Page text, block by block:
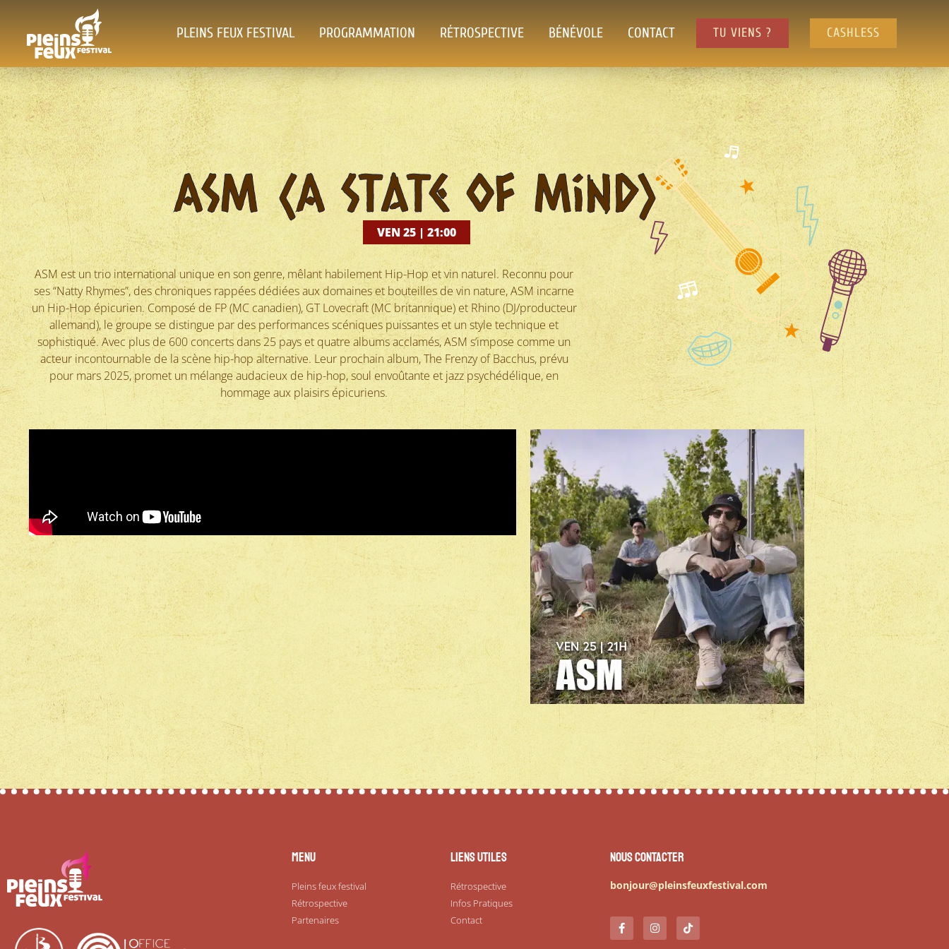
PLEINS FEUX FESTIVAL PROGRAMMATION RÉTROSPECTIVE BÉNÉVOLE CONTACT TU VIENS ? CASHLESS
ASM (A State of Mind)
VEN 25 | 21:00
ASM est un trio international unique en son genre, mêlant habilement Hip-Hop et vin naturel. Reconnu pour
ses “Natty Rhymes”, des chroniques rappées dédiées aux domaines et bouteilles de vin nature, ASM incarne
un Hip-Hop épicurien. Composé de FP (MC canadien), GT Lovecraft (MC britannique) et Rhino (DJ/producteur
allemand), le groupe se distingue par des performances scéniques puissantes et un style technique et
sophistiqué. Avec plus de 600 concerts dans 25 pays et quatre albums acclamés, ASM s’impose comme un
acteur incontournable de la scène hip-hop alternative. Leur prochain album, The Frenzy of Bacchus, prévu
pour mars 2025, promet un mélange audacieux de hip-hop, soul envoûtante et jazz psychédélique, en
hommage aux plaisirs épicuriens.
Menu
Pleins feux festival
Rétrospective
Partenaires
Liens utiles
Rétrospective
Infos Pratiques
Contact
Nous contacter
bonjour@pleinsfeuxfestival.com